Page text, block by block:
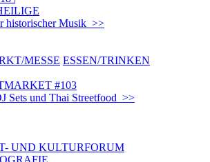
historischer Musik >>
MESSE ESSEN/TRINKEN
#103
Sets und Thai Streetfood >>
UND KULTURFORUM